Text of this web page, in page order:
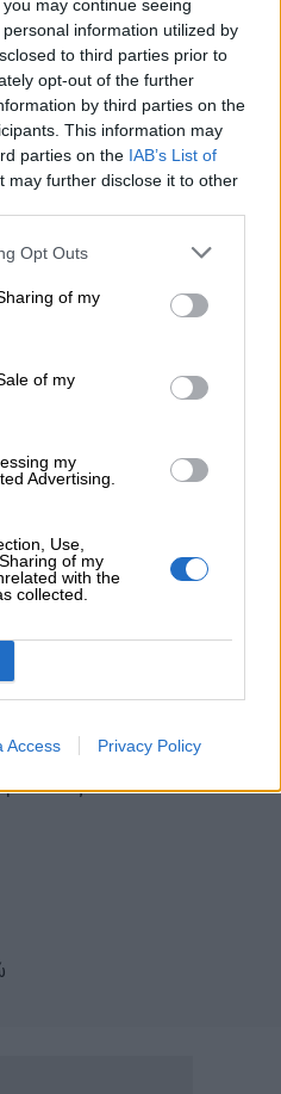
may continue seeing
information utilized by
to third parties prior to
opt-out of the further
by third parties on the
This information may
parties on the IAB’s List of
may further disclose it to other
Opt Outs
of my
of my
my
Advertising.
Use,
of my
with the
collected.
Access Privacy Policy
και Θεραπευτικό
σωματεία ΠΣΑΣ-
διεκδικούν με
συμβάσεις με τις
τους